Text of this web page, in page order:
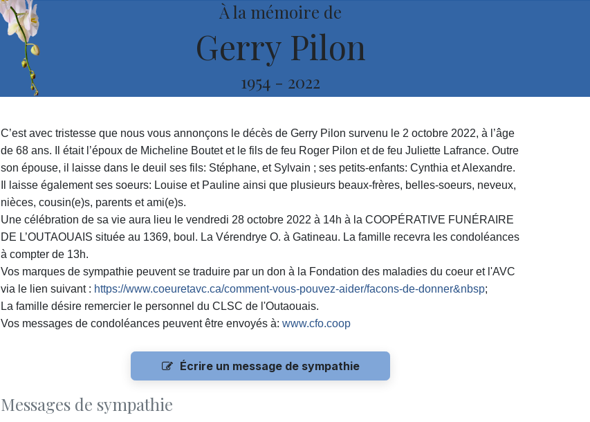
À la mémoire de
Gerry Pilon
1954 - 2022
C’est avec tristesse que nous vous annonçons le décès de Gerry Pilon survenu le 2 octobre 2022, à l’âge
de 68 ans. Il était l’époux de Micheline Boutetet le fils de feu Roger Pilon et de feu Juliette Lafrance. Outre
son épouse, il laisse dans le deuil ses fils: Stéphane, et Sylvain ; ses petits-enfants: Cynthia et Alexandre.
Il laisse également ses soeurs: Louise et Pauline ainsi que plusieurs beaux-frères, belles-soeurs, neveux,
nièces, cousin(e)s, parents et ami(e)s.
Une célébration de sa vie aura lieu le vendredi 28 octobre 2022 à 14h à la COOPÉRATIVE FUNÉRAIRE
DE L’OUTAOUAIS située au 1369, boul. La Vérendrye O. à Gatineau. La famille recevra les condoléances
à compter de 13h.
Vos marques de sympathie peuvent se traduire par un don à la Fondation des maladies du coeur et l'AVC
via le lien suivant : https://www.coeuretavc.ca/comment-vous-pouvez-aider/facons-de-donner&nbsp;
La famille désire remercier le personnel du CLSC de l'Outaouais.
Vos messages de condoléances peuvent être envoyés à: www.cfo.coop
Écrire un message de sympathie
Messages de sympathie